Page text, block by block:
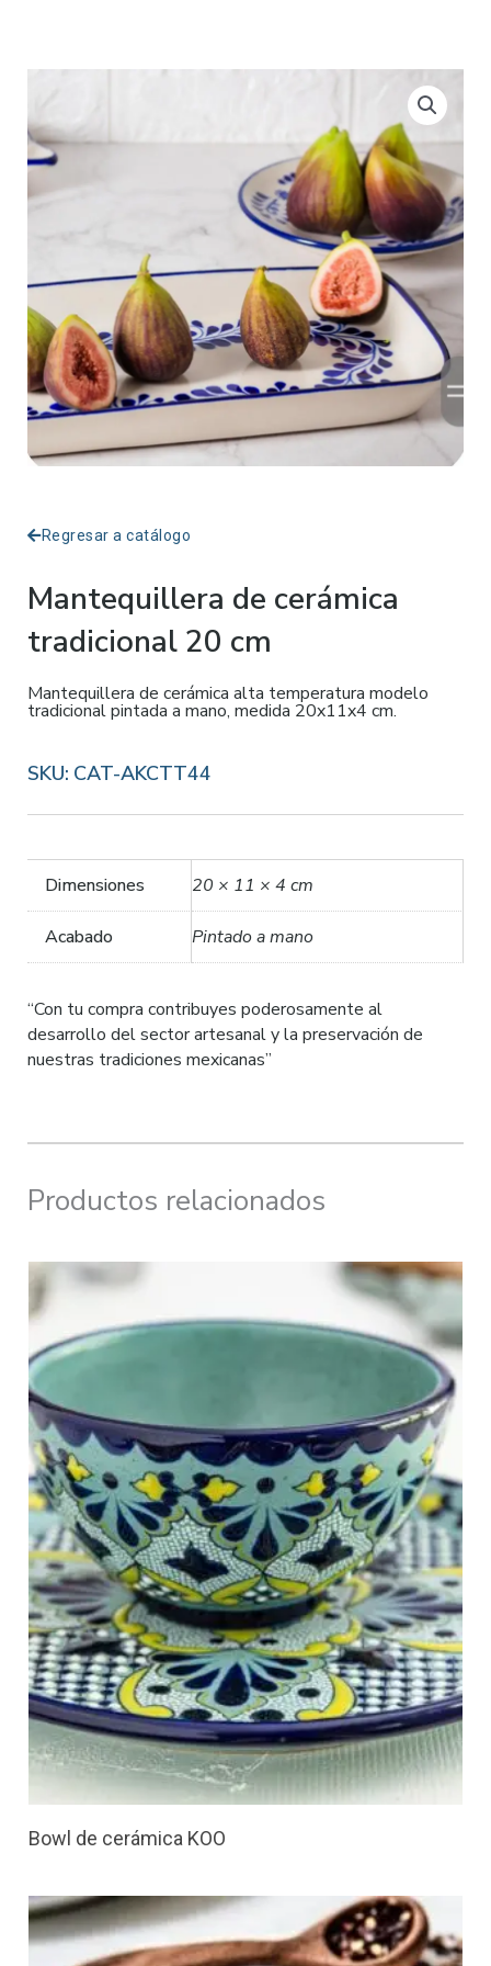
Regresar a catálogo
Mantequillera de cerámica
tradicional 20 cm
Mantequillera de cerámica alta temperatura modelo
tradicional pintada a mano, medida 20x11x4 cm.
SKU: CAT-AKCTT44
Dimensiones 20 × 11 × 4 cm
Acabado Pintado a mano
“Con tu compra contribuyes poderosamente al
desarrollo del sector artesanal y la preservación de
nuestras tradiciones mexicanas”
Productos relacionados
Bowl de cerámica KOO